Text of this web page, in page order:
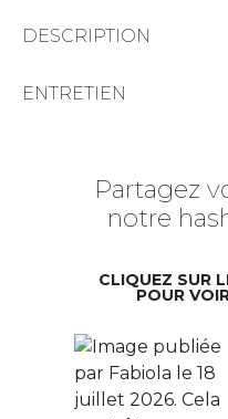
DESCRIPTION
ENTRETIEN
Partagez
notre
CLIQUEZ SUR
POUR